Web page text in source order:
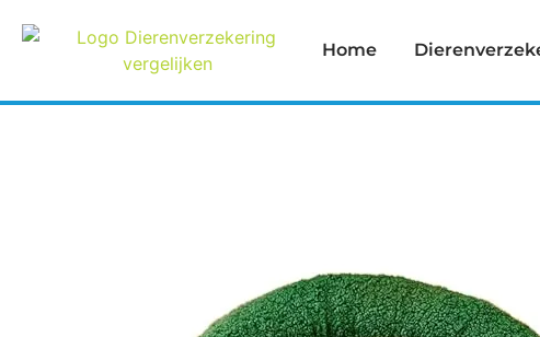
Home